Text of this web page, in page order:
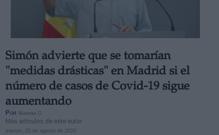
Simón advierte que se tomarían
"medidas drásticas" en Madrid si el
número de casos de Covid-19 sigue
aumentando
Por Marina G.
Más artículos de este autor
martes, 25 de agosto de 2020
Derechos:
link
Información adicional
link